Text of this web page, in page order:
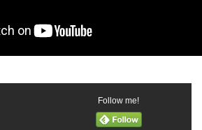
Follow me!